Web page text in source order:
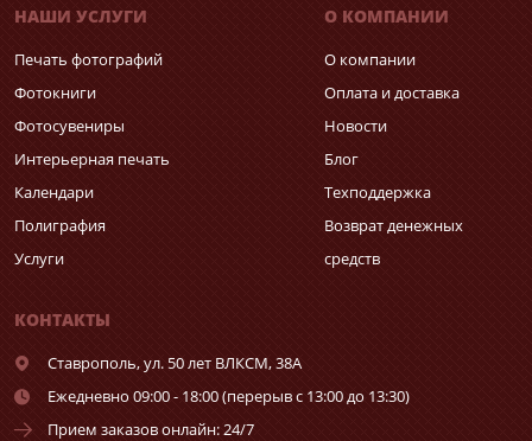
НАШИ УСЛУГИ
Печать фотографий
Фотокниги
Фотосувениры
Интерьерная печать
Календари
Полиграфия
Услуги
О КОМПАНИИ
О компании
Оплата и доставка
Новости
Блог
Техподдержка
Возврат денежных
средств
КОНТАКТЫ
Ставрополь,ул. 50 лет ВЛКСМ, 38А
Ежедневно 09:00 - 18:00 (перерыв с 13:00 до 13:30)
Прием заказов онлайн: 24/7